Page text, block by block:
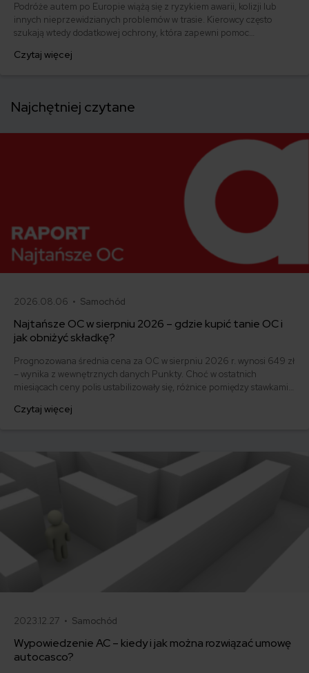
Podróże autem po Europie wiążą się z ryzykiem awarii, kolizji lub
innych nieprzewidzianych problemów w trasie. Kierowcy często
szukają wtedy dodatkowej ochrony, która zapewni pomoc
kraju. Jednym z rozwiązań, które pojawia się w tym kontekście, jest
Czytaj więcej
Najchętniej czytane
2026.08.06 • Samochód
Najtańsze OC w sierpniu 2026 – gdzie kupić tanie OC i
jak obniżyć składkę?
Prognozowana średnia cena za OC w sierpniu 2026 r. wynosi 649 zł
– wynika z wewnętrznych danych Punkty. Choć w ostatnich
miesiącach ceny polis ustabilizowały się, różnice pomiędzy stawkami
500 zł, inni – powyżej 1500 zł. Gdzie znaleźć najtańsze OC w Polsce
Czytaj więcej
2023.12.27 • Samochód
Wypowiedzenie AC – kiedy i jak można rozwiązać umowę
autocasco?